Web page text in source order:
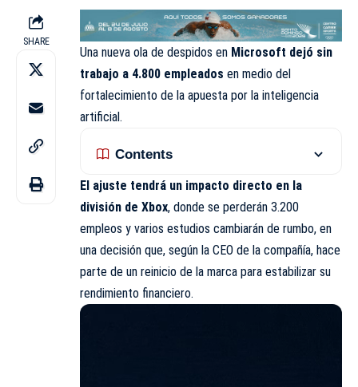
SHARE
Una nueva ola de despidos en Microsoft dejó sin
trabajo a 4.800 empleados en medio del
fortalecimiento de la apuesta por la inteligencia
artificial.
Contents
El ajuste tendrá un impacto directo en la
división de Xbox, donde se perderán 3.200
empleos y varios estudios cambiarán de rumbo, en
una decisión que, según la CEO de la compañía, hace
parte de un reinicio de la marca para estabilizar su
rendimiento financiero.